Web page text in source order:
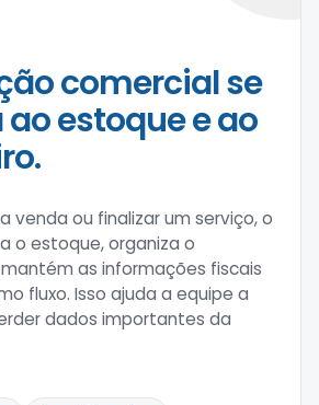
comercial se
estoque e ao
venda ou finalizar um serviço, o
o estoque, organiza o
as informações fiscais
fluxo. Isso ajuda a equipe a
dados importantes da